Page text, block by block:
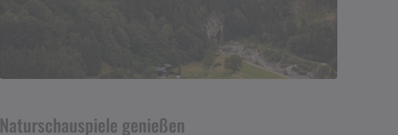
Naturschauspiele genießen